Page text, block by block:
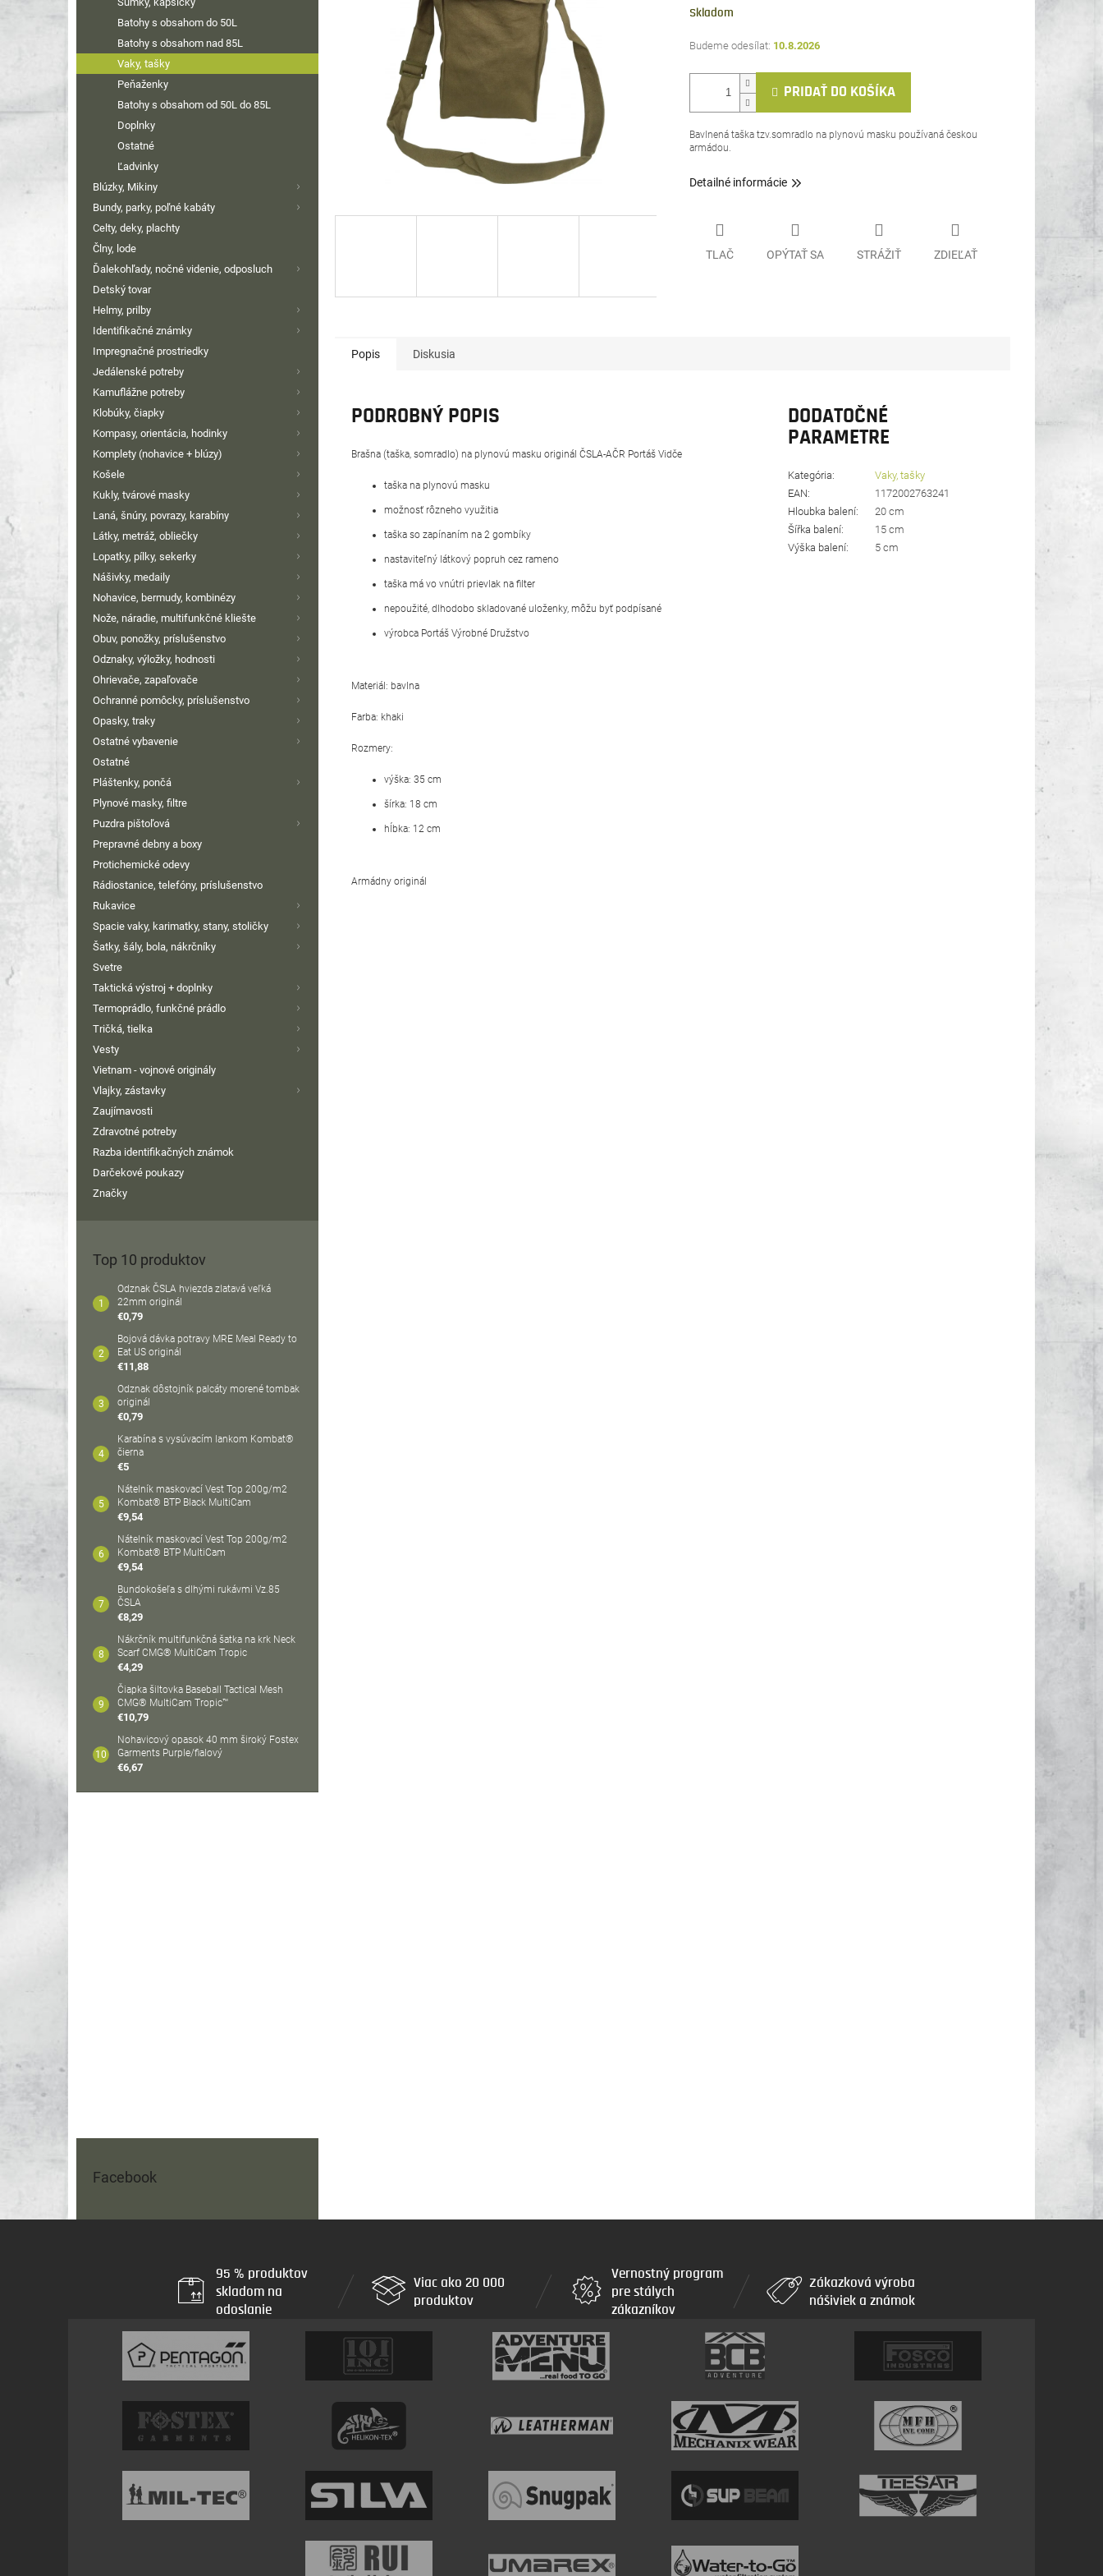
Batohy s obsahom do 50L
Batohy s obsahom nad 85L
Vaky, tašky
Peňaženky
Batohy s obsahom od 50L do 85L
Doplnky
Ostatné
Ľadvinky
Blúzky, Mikiny
Bundy, parky, poľné kabáty
Celty, deky, plachty
Člny, lode
Ďalekohľady, nočné videnie, odposluch
Detský tovar
Helmy, prilby
Identifikačné známky
Impregnačné prostriedky
Jedálenské potreby
Kamuflážne potreby
Klobúky, čiapky
Kompasy, orientácia, hodinky
Komplety (nohavice + blúzy)
Košele
Kukly, tvárové masky
Laná, šnúry, povrazy, karabíny
Látky, metráž, obliečky
Lopatky, pílky, sekerky
Nášivky, medaily
Nohavice, bermudy, kombinézy
Nože, náradie, multifunkčné kliešte
Obuv, ponožky, príslušenstvo
Odznaky, výložky, hodnosti
Ohrievače, zapaľovače
Ochranné pomôcky, príslušenstvo
Opasky, traky
Ostatné vybavenie
Ostatné
Pláštenky, pončá
Plynové masky, filtre
Puzdra pištoľová
Prepravné debny a boxy
Protichemické odevy
Rádiostanice, telefóny, príslušenstvo
Rukavice
Spacie vaky, karimatky, stany, stoličky
Šatky, šály, bola, nákrčníky
Svetre
Taktická výstroj + doplnky
Termoprádlo, funkčné prádlo
Tričká, tielka
Vesty
Vietnam - vojnové originály
Vlajky, zástavky
Zaujímavosti
Zdravotné potreby
Razba identifikačných známok
Darčekové poukazy
Značky
Top 10 produktov
Odznak ČSLA hviezda zlatavá veľká
22mm originál
€0,79
Bojová dávka potravy MRE Meal Ready to
Eat US originál
€11,88
Odznak dôstojník palcáty morené tombak
originál
€0,79
Karabína s vysúvacím lankom Kombat®
čierna
€5
Nátelník maskovací Vest Top 200g/m2
Kombat® BTP Black MultiCam
€9,54
Nátelník maskovací Vest Top 200g/m2
Kombat® BTP MultiCam
€9,54
Bundokošeľa s dlhými rukávmi Vz.85
ČSLA
€8,29
Nákrčník multifunkčná šatka na krk Neck
Scarf CMG® MultiCam Tropic
€4,29
Čiapka šiltovka Baseball Tactical Mesh
CMG® MultiCam Tropic™
€10,79
Nohavicový opasok 40 mm široký Fostex
Garments Purple/fialový
€6,67
Facebook
cena:
Skladom
10.8.2026
PRIDAŤ DO KOŠÍKA
Bavlnená taška tzv.somradlo na plynovú masku používaná českou
armádou.
Detailné informácie
TLAČ OPÝTAŤ SA STRÁŽIŤ ZDIEĽAŤ
Popis Diskusia
PODROBNÝ POPIS
Brašna (taška, somradlo) na plynovú masku originál ČSLA-AČR Portáš Vidče
taška na plynovú masku
možnosť rôzneho využitia
taška so zapínaním na 2 gombíky
nastaviteľný látkový popruh cez rameno
taška má vo vnútri prievlak na filter
nepoužité, dlhodobo skladované uloženky, môžu byť podpísané
výrobca Portáš Výrobné Družstvo
Materiál: bavlna
Farba: khaki
Rozmery:
výška: 35 cm
šírka: 18 cm
hĺbka: 12 cm
Armádny originál
DODATOČNÉ
PARAMETRE
Kategória:
Vaky, tašky
EAN:
1172002763241
Hloubka balení:
20 cm
Šířka balení:
15 cm
Výška balení: 5 cm
95 % produktov
skladom na
odoslanie
Viac ako 20 000
produktov
Vernostný program
pre stálych
zákazníkov
Zákazková výroba
nášiviek a známok